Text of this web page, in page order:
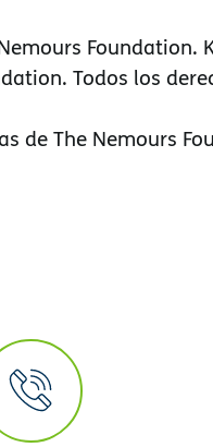
Todos los
de The Nemours